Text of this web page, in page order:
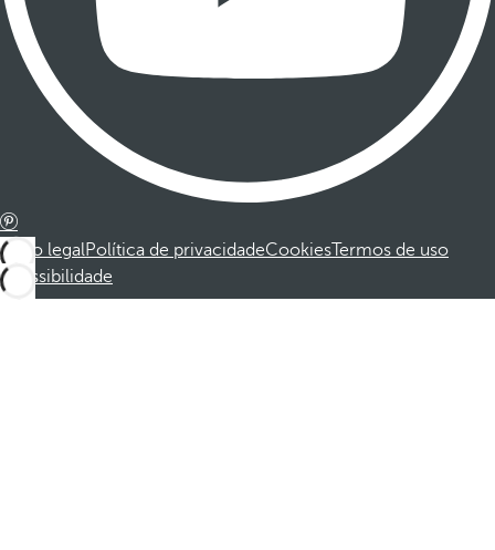
Aviso legalPolítica de privacidadeCookiesTermos de uso
Acessibilidade